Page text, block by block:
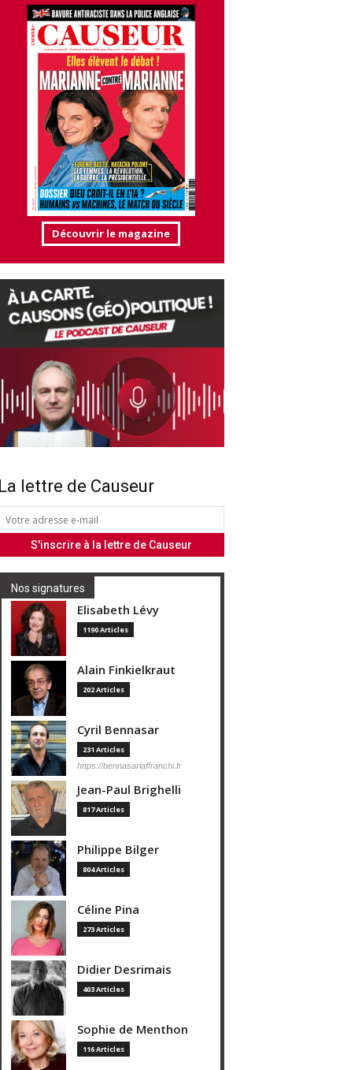
Découvrir le magazine
La lettre de Causeur
Nos signatures
Elisabeth Lévy
1190 Articles
Alain Finkielkraut
202 Articles
Cyril Bennasar
231 Articles
https://bennasarlaffranchi.fr
Jean-Paul Brighelli
817 Articles
Philippe Bilger
804 Articles
Céline Pina
273 Articles
Didier Desrimais
403 Articles
Sophie de Menthon
116 Articles